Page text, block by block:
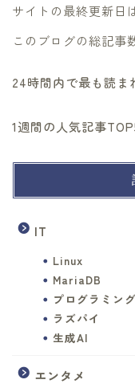
サイトの最終更新日
このブログの総記事
24時間内で最も読ま
1週間の人気記事
IT
Linux
MariaDB
プログラミング
ラズパイ
生成AI
エンタメ